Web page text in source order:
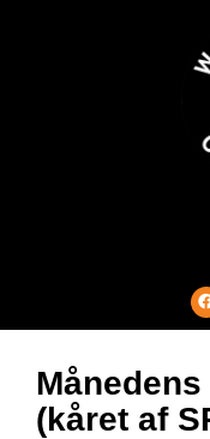
(kåret af